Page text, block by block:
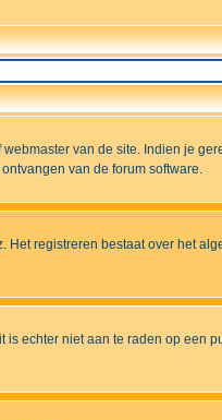
van de site. Indien je
van de forum software.
registreren bestaat over het
echter niet aan te raden op een